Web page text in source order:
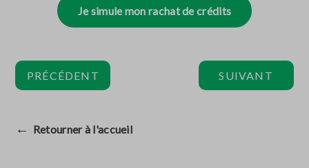
Je simule mon rachat de crédits
PRÉCÉDENT SUIVANT
← Retourner à l'accueil